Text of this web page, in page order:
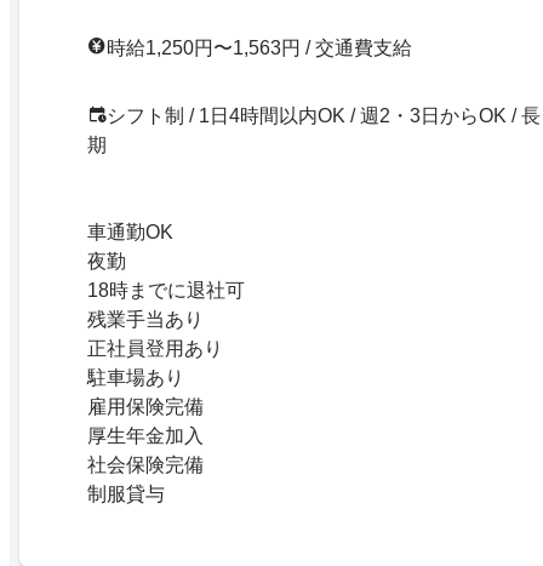
時給1,250円〜1,563円 / 交通費支給
シフト制 / 1日4時間以内OK / 週2・3日からOK / 長
期
車通勤OK
夜勤
18時までに退社可
残業手当あり
正社員登用あり
駐車場あり
雇用保険完備
厚生年金加入
社会保険完備
制服貸与